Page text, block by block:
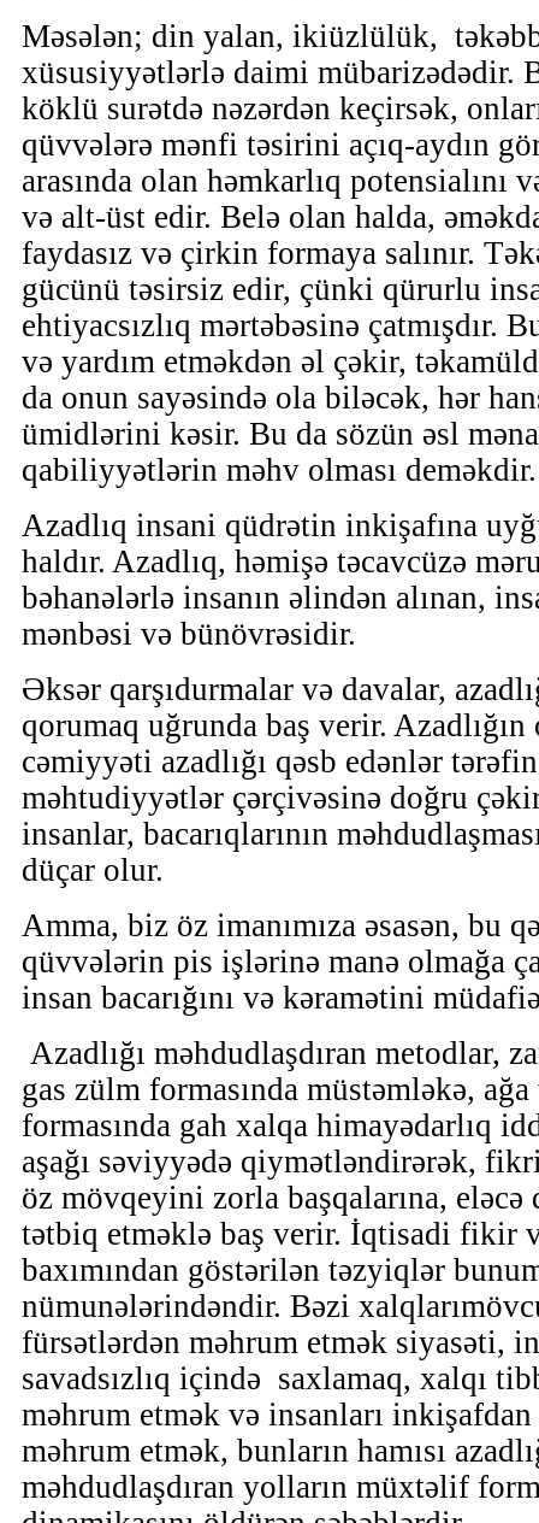
Məsələn; din yalan, ikiüzlülük,
xüsusiyyətlərlə daimi mübarizədədir.
köklü surətdə nəzərdən keçirsək,
qüvvələrə mənfi təsirini açıq-aydın
arasında olan həmkarlıq potensialını
və alt-üst edir. Belə olan halda,
faydasız və çirkin formaya salınır.
gücünü təsirsiz edir, çünki qürurlu
ehtiyacsızlıq mərtəbəsinə çatmışdır.
və yardım etməkdən əl çəkir,
da onun sayəsində ola biləcək, hər
ümidlərini kəsir. Bu da sözün əsl
qabiliyyətlərin məhv olması deməkdir.
Azadlıq insani qüdrətin inkişafına
haldır. Azadlıq, həmişə təcavcüzə
bəhanələrlə insanın əlindən alınan,
mənbəsi və bünövrəsidir.
Əksər qarşıdurmalar və davalar,
qorumaq uğrunda baş verir.
cəmiyyəti azadlığı qəsb edənlər
məhtudiyyətlər çərçivəsinə doğru
insanlar, bacarıqlarının
düçar olur.
Amma, biz öz imanımıza əsasən, bu
qüvvələrin pis işlərinə manə olmağa
insan bacarığını və kəramətini
Azadlığı məhdudlaşdıran metodlar,
gas zülm formasında müstəmləkə,
formasında gah xalqa himayədarlıq
aşağı səviyyədə qiymətləndirərək,
öz mövqeyini zorla başqalarına, eləcə
tətbiq etməklə baş verir. İqtisadi fikir
baxımından göstərilən təzyiqlər
nümunələrindəndir. Bəzi
fürsətlərdən məhrum etmək siyasəti,
savadsızlıq içində saxlamaq, xalqı
məhrum etmək və insanları
məhrum etmək, bunların hamısı
məhdudlaşdıran yolların müxtəlif